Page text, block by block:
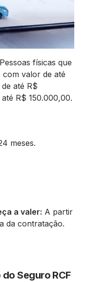
Pessoas físicas que
valor de até
até R$
R$ 150.000,00.
meses.
a valer: A partir
da contratação.
Seguro RCF